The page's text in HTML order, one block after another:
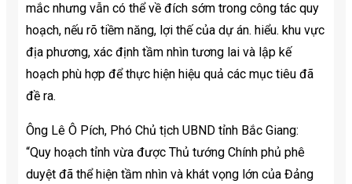
mắc nhưng vẫn có thể về đích sớm trong công tác quy
hoạch, nếu rõ tiềm năng, lợi thế của dự án. hiểu. khu vực
địa phương, xác định tầm nhìn tương lai và lập kế
hoạch phù hợp để thực hiện hiệu quả các mục tiêu đã
đề ra.
Ông Lê Ô Pích, Phó Chủ tịch UBND tỉnh Bắc Giang:
“Quy hoạch tỉnh vừa được Thủ tướng Chính phủ phê
duyệt đã thể hiện tầm nhìn và khát vọng lớn của Đảng